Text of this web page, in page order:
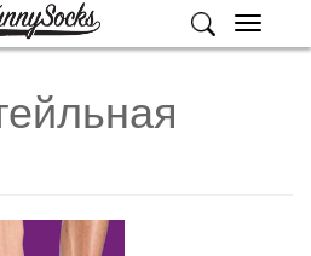
Меню